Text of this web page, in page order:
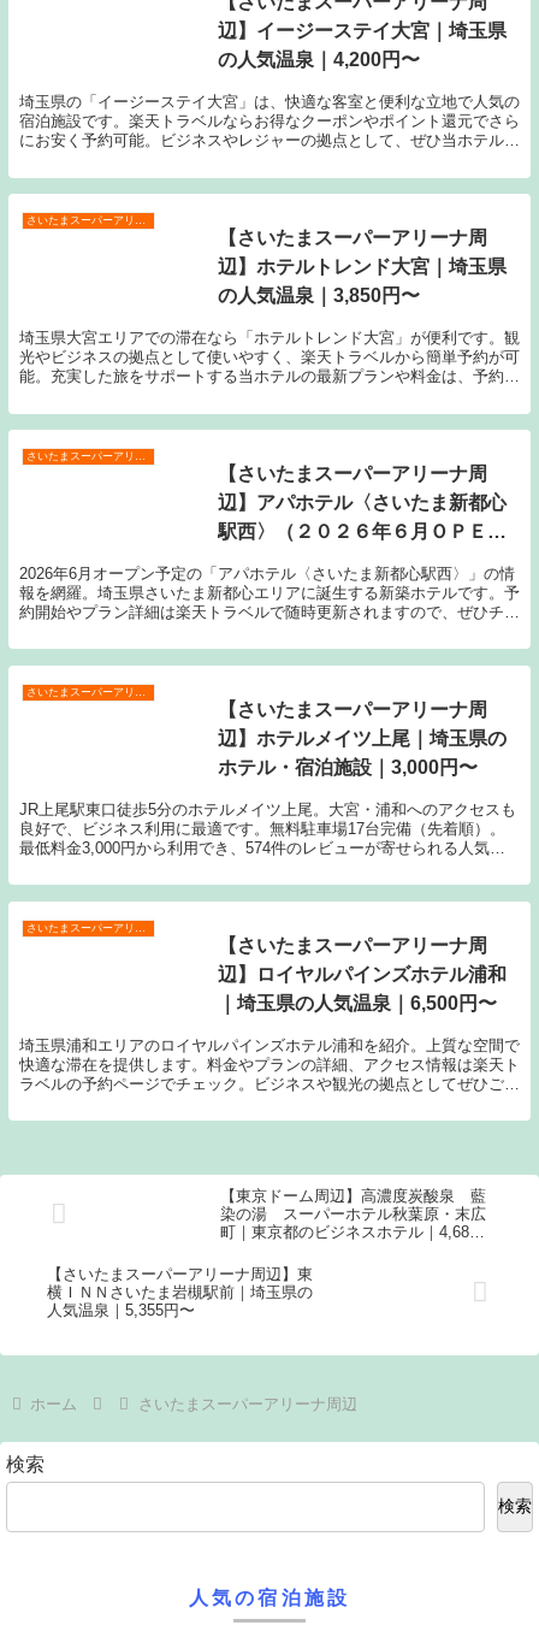
辺】イージーステイ大宮｜埼玉県
の人気温泉｜4,200円〜
埼玉県の「イージーステイ大宮」は、快適な客室と便利な立地で人気の
宿泊施設です。楽天トラベルならお得なクーポンやポイント還元でさら
にお安く予約可能。ビジネスやレジャーの拠点として、ぜひ当ホテルを
さいたまスーパーアリーナ周辺
【さいたまスーパーアリーナ周
辺】ホテルトレンド大宮｜埼玉県
の人気温泉｜3,850円〜
埼玉県大宮エリアでの滞在なら「ホテルトレンド大宮」が便利です。観
光やビジネスの拠点として使いやすく、楽天トラベルから簡単予約が可
能。充実した旅をサポートする当ホテルの最新プランや料金は、予約ペ
さいたまスーパーアリーナ周辺
【さいたまスーパーアリーナ周
辺】アパホテル〈さいたま新都心
駅西〉（２０２６年６月ＯＰＥ
円〜
2026年6月オープン予定の「アパホテル〈さいたま新都心駅西〉」の情
報を網羅。埼玉県さいたま新都心エリアに誕生する新築ホテルです。予
約開始やプラン詳細は楽天トラベルで随時更新されますので、ぜひチェ
さいたまスーパーアリーナ周辺
【さいたまスーパーアリーナ周
辺】ホテルメイツ上尾｜埼玉県の
ホテル・宿泊施設｜3,000円〜
JR上尾駅東口徒歩5分のホテルメイツ上尾。大宮・浦和へのアクセスも
良好で、ビジネス利用に最適です。無料駐車場17台完備（先着順）。
最低料金3,000円から利用でき、574件のレビューが寄せられる人気施
【さいたまスーパーアリーナ周
辺】ロイヤルパインズホテル浦和
｜埼玉県の人気温泉｜6,500円〜
埼玉県浦和エリアのロイヤルパインズホテル浦和を紹介。上質な空間で
快適な滞在を提供します。料金やプランの詳細、アクセス情報は楽天ト
ラベルの予約ページでチェック。ビジネスや観光の拠点としてぜひご利
【東京ドーム周辺】高濃度炭酸泉 藍
染の湯 スーパーホテル秋葉原・末広
町｜東京都のビジネスホテル｜4,680
【さいたまスーパーアリーナ周辺】東
横ＩＮＮさいたま岩槻駅前｜埼玉県の
人気温泉｜5,355円〜
ホーム さいたまスーパーアリーナ周辺
検索
検索
人気の宿泊施設